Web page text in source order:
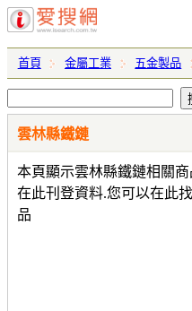
首頁 金屬工業 五金製品
雲林縣鐵鏈
本頁顯示雲林縣鐵鏈相關
在此刊登資料.您可以在此
品